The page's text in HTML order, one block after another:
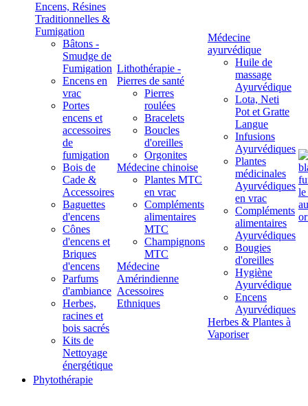
Encens, Résines
Traditionnelles &
Fumigation
Bâtons -
Smudge de
Fumigation
Encens en
vrac
Portes
encens et
accessoires
de
fumigation
Bois de
Cade &
Accessoires
Baguettes
d'encens
Cônes
d'encens et
Briques
d'encens
Parfums
d'ambiance
Herbes,
racines et
bois sacrés
Kits de
Nettoyage
énergétique
Lithothérapie -
Pierres de santé
Pierres
roulées
Bracelets
Boucles
d'oreilles
Orgonites
Médecine chinoise
Plantes MTC
en vrac
Compléments
alimentaires
MTC
Champignons
MTC
Médecine
Amérindienne
Acessoires
Ethniques
Médecine
ayurvédique
Huile de
massage
Ayurvédique
Lota, Neti
Pot et Gratte
Langue
Infusions
Ayurvédiques
Plantes
médicinales
Ayurvédiques
en vrac
Compléments
alimentaires
Ayurvédiques
Bougies
d'oreilles
Hygiène
Ayurvédique
Encens
Ayurvédiques
Herbes & Plantes à
Vaporiser
Phytothérapie